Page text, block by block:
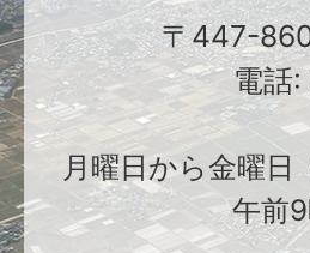
〒447-
電話
月曜日から金曜
午前